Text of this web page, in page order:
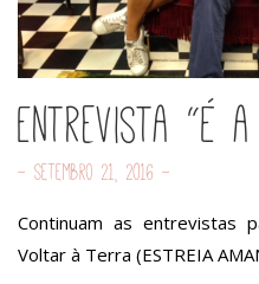
Entrevista “É a
- Setembro 21, 2016 -
Continuam as entrevistas
Voltar à Terra (ESTREIA